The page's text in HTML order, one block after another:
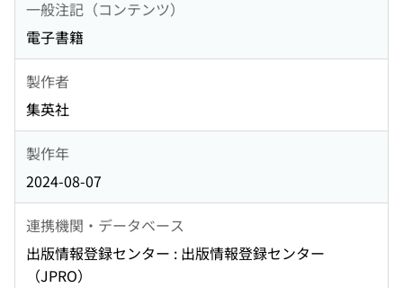
一般注記（コンテンツ）
電子書籍
製作者
集英社
製作年
2024-08-07
連携機関・データベース
出版情報登録センター : 出版情報登録センター
（JPRO）